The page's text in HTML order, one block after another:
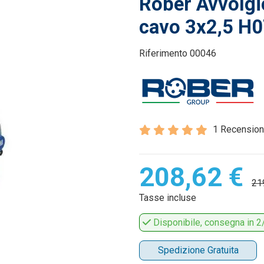
cavo 3x2,5
Riferimento 00046
1
208,62 €
Tasse incluse
Disponibile, consegna in
Spedizione Gratuita